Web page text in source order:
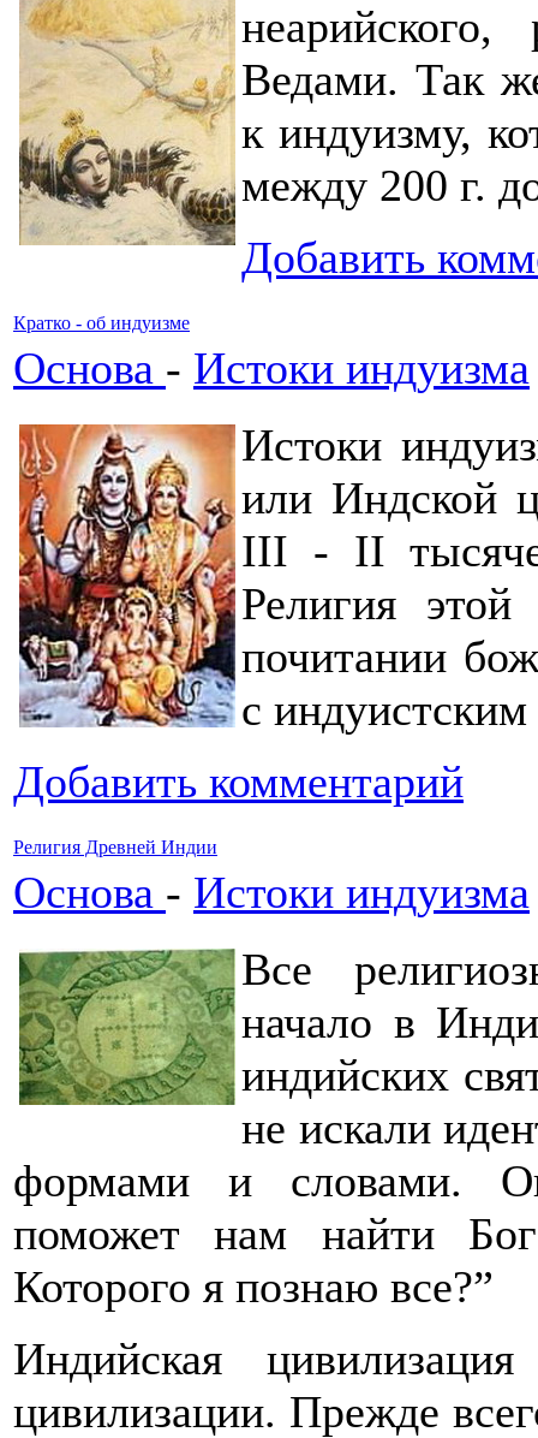
неарийского,
Ведами. Так
к индуизму,
между 200 г.
Добавить
Кратко - об индуизме
Основа - Истоки индуизма
Истоки
или Индской
III - II
Религия этой
почитании
с
Добавить комментарий
Религия Древней Индии
Основа - Истоки индуизма
Все
начало в
индийских
не искали
формами и словами.
поможет нам найти
Которого я познаю все?”
Индийская
цивилизации. Прежде